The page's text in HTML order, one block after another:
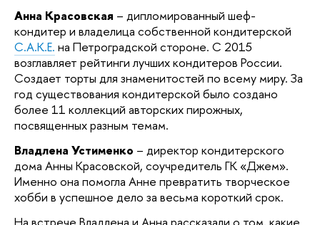
Анна Красовская – дипломированный шеф-
кондитер и владелица собственной кондитерской
C.A.K.E. на Петроградской стороне. С 2015
возглавляет рейтинги лучших кондитеров России.
Создает торты для знаменитостей по всему миру. За
год существования кондитерской было создано
более 11 коллекций авторских пирожных,
посвященных разным темам.
Владлена Устименко – директор кондитерского
дома Анны Красовской, соучредитель ГК «Джем».
Именно она помогла Анне превратить творческое
хобби в успешное дело за весьма короткий срок.